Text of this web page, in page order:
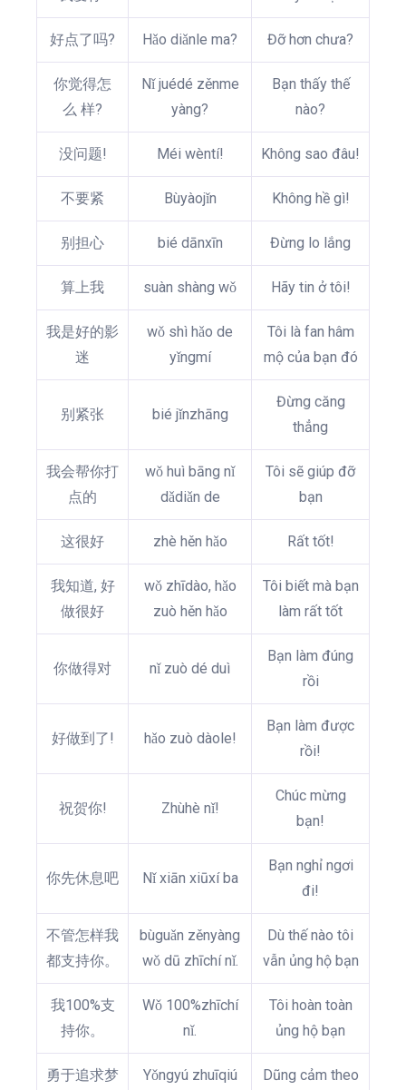
好点了吗? Hǎo diǎnle ma? Đỡ hơn chưa?
你觉得怎
么 样?
Nǐ juédé zěnme
yàng?
Bạn thấy thế
nào?
没问题! Méi wèntí! Không sao đâu!
不要紧 Bùyàojǐn Không hề gì!
别担心 bié dānxīn Đừng lo lắng
算上我 suàn shàng wǒ Hãy tin ở tôi!
我是好的影
迷
wǒ shì hǎo de
yǐngmí
Tôi là fan hâm
mộ của bạn đó
别紧张 bié jǐnzhāng
Đừng căng
thẳng
我会帮你打
点的
wǒ huì bāng nǐ
dǎdiǎn de
Tôi sẽ giúp đỡ
bạn
这很好 zhè hěn hǎo Rất tốt!
我知道, 好
做很好
wǒ zhīdào, hǎo
zuò hěn hǎo
Tôi biết mà bạn
làm rất tốt
你做得对 nǐ zuò dé duì
Bạn làm đúng
rồi
好做到了! hǎo zuò dàole!
Bạn làm được
rồi!
祝贺你! Zhùhè nǐ!
Chúc mừng
bạn!
你先休息吧 Nǐ xiān xiūxí ba
Bạn nghỉ ngơi
đi!
不管怎样我
都支持你。
bùguǎn zěnyàng
wǒ dū zhīchí nǐ.
Dù thế nào tôi
vẫn ủng hộ bạn
我100%支
持你。
Wǒ 100%zhīchí
nǐ.
Tôi hoàn toàn
ủng hộ bạn
勇于追求梦
Yǒngyú zhuīqiú
Dũng cảm theo